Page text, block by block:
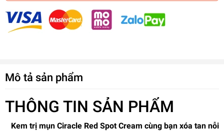
Mô tả sản phẩm
THÔNG TIN SẢN PHẨM
Kem trị mụn Ciracle Red Spot Cream cùng bạn xóa tan nỗi